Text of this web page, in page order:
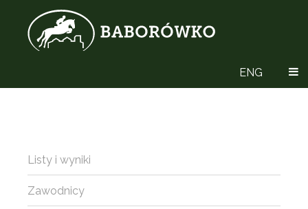
ENG
Listy i wyniki
Zawodnicy